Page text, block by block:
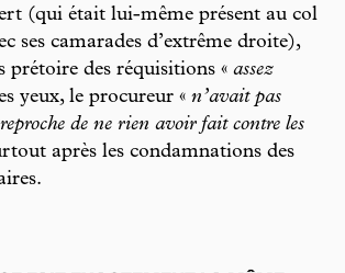
(qui était lui-même présent au col
ses camarades d’extrême droite),
prétoire des réquisitions « assez
yeux, le procureur « n’avait pas
de ne rien avoir fait contre les
après les condamnations des